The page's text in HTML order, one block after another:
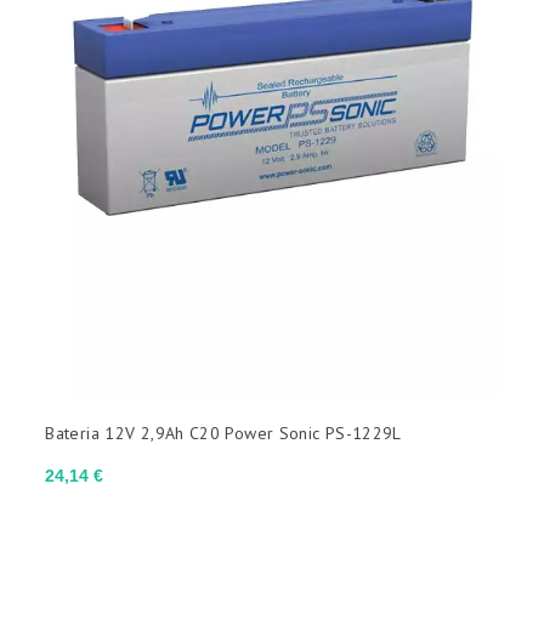
Preço
24,14 €
Bateria 12V 2,9Ah C20 Power Sonic PS-1229L